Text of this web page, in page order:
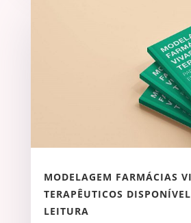
MODELAGEM FARMÁCIAS
TERAPÊUTICOS
LEITURA